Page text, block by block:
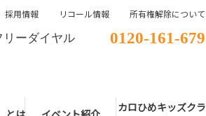
リーダイヤル 0120-161-679
カロひめキッズクラ
採用情報 リコール情報 所有権解除について